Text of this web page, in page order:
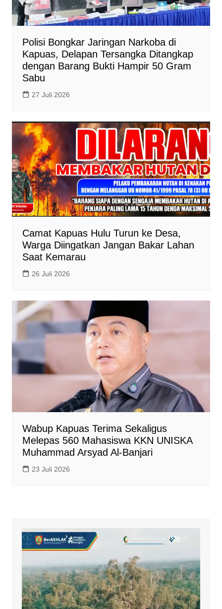
Polisi Bongkar Jaringan Narkoba di
Kapuas, Delapan Tersangka Ditangkap
dengan Barang Bukti Hampir 50 Gram
Sabu
27 Juli 2026
Camat Kapuas Hulu Turun ke Desa,
Warga Diingatkan Jangan Bakar Lahan
Saat Kemarau
26 Juli 2026
Wabup Kapuas Terima Sekaligus
Melepas 560 Mahasiswa KKN UNISKA
Muhammad Arsyad Al-Banjari
23 Juli 2026